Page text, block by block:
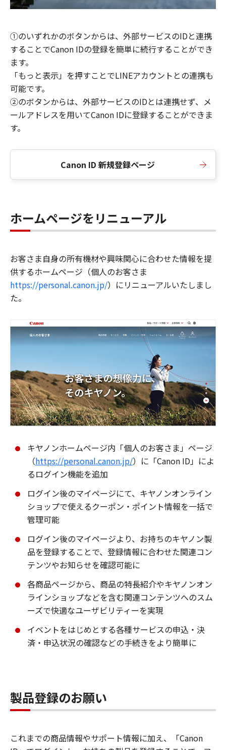
①のいずれかのボタンからは、外部サービスのIDと連携
することでCanon IDの登録を簡単に続行することができ
ます。
「もっと表示」を押すことでLINEアカウントとの連携も
可能です。
②のボタンからは、外部サービスのIDとは連携せず、メ
ールアドレスを用いてCanon IDに登録することができま
す。
Canon ID 新規登録ページ
ホームページをリニューアル
お客さま自身の所有機材や興味関心に合わせた情報を提
供するホームページ（個人のお客さま
https://personal.canon.jp/）にリニューアルいたしまし
た。
キヤノンホームページ内「個人のお客さま」ページ
（https://personal.canon.jp/）に「Canon ID」によ
るログイン機能を追加
ログイン後のマイページにて、キヤノンオンライン
ショップで使えるクーポン・ポイント情報を一括で
管理可能
ログイン後のマイページより、お持ちのキヤノン製
品を登録することで、登録情報に合わせた関連コン
テンツやお知らせを確認可能に
各商品ページから、商品の特長紹介やキヤノンオン
ラインショップなどを含む関連コンテンツへのスム
ーズで快適なユーザビリティーを実現
イベントをはじめとする各種サービスの申込・決
済・申込状況の確認などの手続きをより簡単に
製品登録のお願い
これまでの商品情報やサポート情報に加え、「Canon